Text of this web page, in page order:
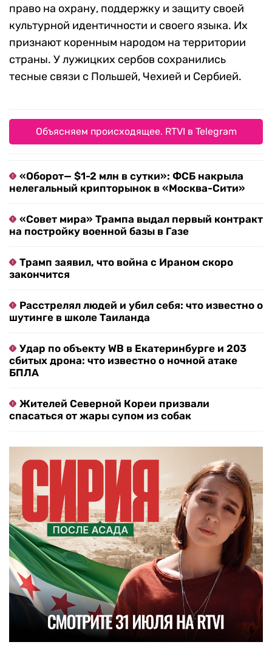
право на охрану, поддержку и защиту своей
культурной идентичности и своего языка. Их
признают коренным народом на территории
страны. У лужицких сербов сохранились
тесные связи с Польшей, Чехией и Сербией.
Объясняем происходящее. RTVI в Telegram
«Оборот— $1-2 млн в сутки»: ФСБ накрыла
нелегальный крипторынок в «Москва-Сити»
«Совет мира» Трампа выдал первый контракт
на постройку военной базы в Газе
Трамп заявил, что война с Ираном скоро
закончится
Расстрелял людей и убил себя: что известно о
шутинге в школе Таиланда
Удар по объекту WB в Екатеринбурге и 203
сбитых дрона: что известно о ночной атаке
БПЛА
Жителей Северной Кореи призвали
спасаться от жары супом из собак